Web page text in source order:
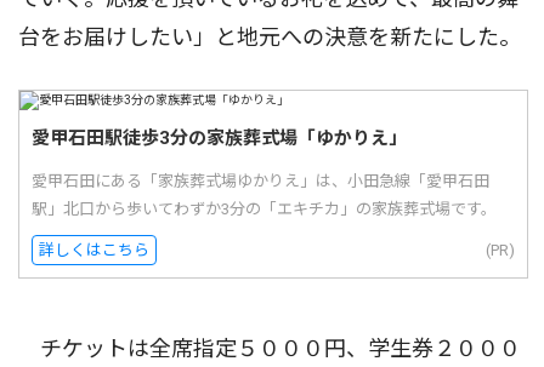
台をお届けしたい」と地元への決意を新たにした。
愛甲石田駅徒歩3分の家族葬式場「ゆかりえ」
愛甲石田にある「家族葬式場ゆかりえ」は、小田急線「愛甲石田
駅」北口から歩いてわずか3分の「エキチカ」の家族葬式場です。
詳しくはこちら (PR)
チケットは全席指定５０００円、学生券２０００